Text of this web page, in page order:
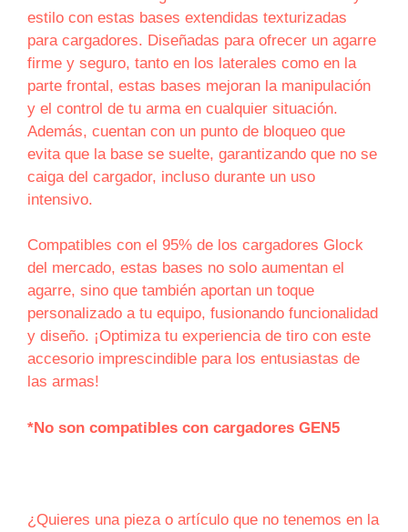
estilo con estas bases extendidas texturizadas
para cargadores. Diseñadas para ofrecer un agarre
firme y seguro, tanto en los laterales como en la
parte frontal, estas bases mejoran la manipulación
y el control de tu arma en cualquier situación.
Además, cuentan con un punto de bloqueo que
evita que la base se suelte, garantizando que no se
caiga del cargador, incluso durante un uso
intensivo.
Compatibles con el 95% de los cargadores Glock
del mercado, estas bases no solo aumentan el
agarre, sino que también aportan un toque
personalizado a tu equipo, fusionando funcionalidad
y diseño. ¡Optimiza tu experiencia de tiro con este
accesorio imprescindible para los entusiastas de
las armas!
*No son compatibles con cargadores GEN5
¿Quieres una pieza o artículo que no tenemos en la